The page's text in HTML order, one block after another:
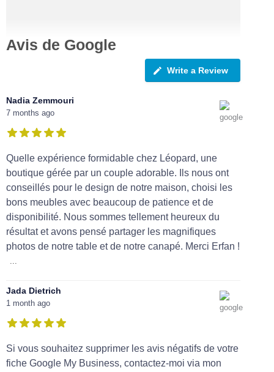
Avis de Google
Write a Review
Nadia Zemmouri
7 months ago
Quelle expérience formidable chez Léopard, une
boutique gérée par un couple adorable. Ils nous ont
conseillés pour le design de notre maison, choisi les
bons meubles avec beaucoup de patience et de
disponibilité. Nous sommes tellement heureux du
résultat et avons pensé partager les magnifiques
photos de notre table et de notre canapé. Merci Erfan !
...
Jada Dietrich
1 month ago
Si vous souhaitez supprimer les avis négatifs de votre
fiche Google My Business, contactez-moi via mon